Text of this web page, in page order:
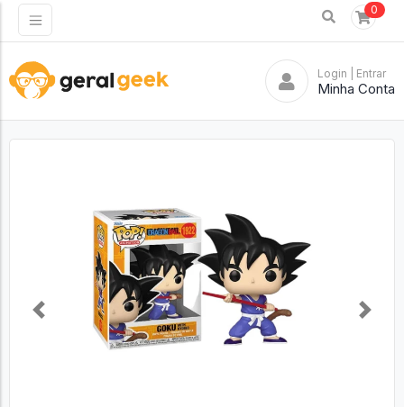
0
Login | Entrar
Minha Conta
Previous Next